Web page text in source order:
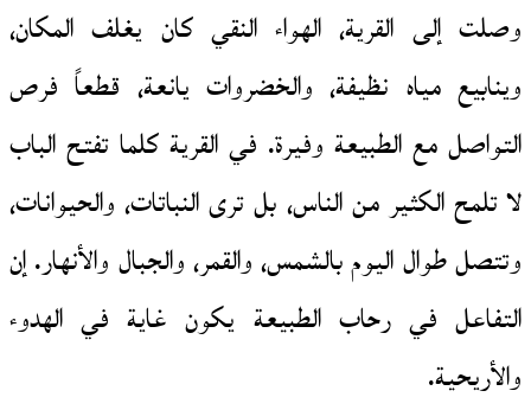
وصلت إلى القرية، الهواء النقي كان يغلف المكان،
وينابيع مياه نظيفة، والخضروات يانعة، قطعاً فرص
التواصل مع الطبيعة وفيرة. في القرية كلما تفتح الباب
لا تلمح الكثير من الناس، بل ترى النباتات، والحيوانات،
وتتصل طوال اليوم بالشمس، والقمر، والجبال والأنهار. إن
التفاعل في رحاب الطبيعة يكون غاية في الهدوء
والأريحية.